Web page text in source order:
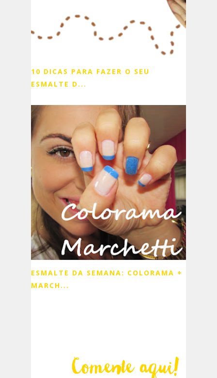
10 DICAS PARA FAZER O SEU
ESMALTE D...
ESMALTE DA SEMANA: COLORAMA +
MARCH...